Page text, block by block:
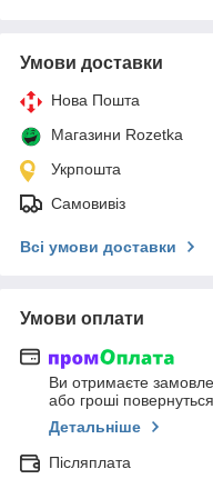
Умови доставки
Нова Пошта
Магазини Rozetka
Укрпошта
Самовивіз
Всі умови доставки
Умови оплати
Ви отримаєте
або гроші
Детальніше
Післяплата